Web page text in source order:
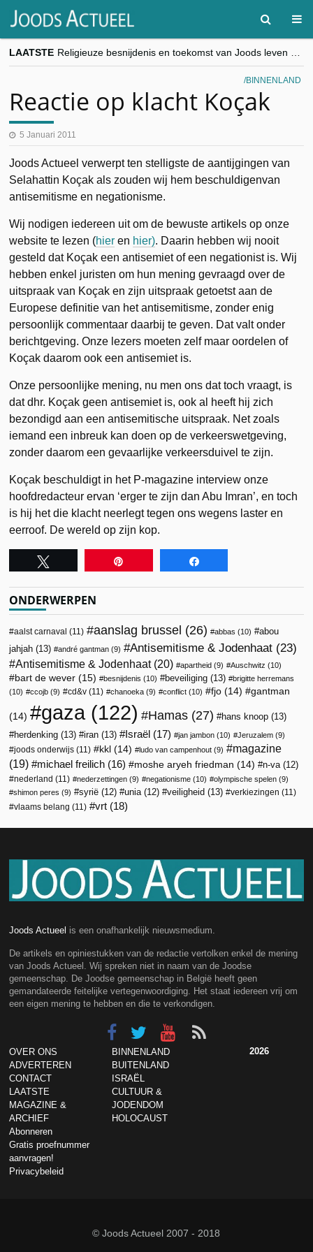
LAATSTE
“Besnijdenisdebat toont hoe moeilijk seculiere Westen minderheden begrijpt”, Jinnih Beels (Vooruit)
CITYTRIP | ROEMENIË – Boekarest: de verrassing van Oost-Europa
BINNENLAND
Reactie op klacht Koçak
5 Januari 2011
Joods Actueel verwerpt ten stelligste de aantijgingen van
Selahattin Koçak als zouden wij hem beschuldigenvan
antisemitisme en negationisme.
Wij nodigen iedereen uit om de bewuste artikels op onze
website te lezen (hier en hier). Daarin hebben wij nooit
gesteld dat Koçak een antisemiet of een negationist is. Wij
hebben enkel juristen om hun mening gevraagd over de
uitspraak van Koçak en zijn uitspraak getoetst aan de
Europese definitie van het antisemitisme, zonder enig
persoonlijk commentaar daarbij te geven. Dat valt onder
berichtgeving. Onze lezers moeten zelf maar oordelen of
Koçak daarom ook een antisemiet is.
Onze persoonlijke mening, nu men ons dat toch vraagt, is
dat dhr. Koçak geen antisemiet is, ook al heeft hij zich
bezondigd aan een antisemitische uitspraak. Net zoals
iemand een inbreuk kan doen op de verkeerswetgeving,
zonder daarom een gevaarlijke verkeersduivel te zijn.
Koçak beschuldigt in het P-magazine interview onze
hoofdredacteur ervan ‘erger te zijn dan Abu Imran’, en toch
is hij het die klacht neerlegt tegen ons wegens laster en
eerroof. De wereld op zijn kop.
ONDERWERPEN
aalst carnaval (11) aanslag brussel (26) abbas (10)
abou
jahjah (13) andré gantman (9) Antisemitisme & Jodenhaat (23)
Antisemitisme & Jodenhaat(20) apartheid (9) Auschwitz (10)
bart de wever (15) besnijdenis (10) beveiliging (13)
brigitte herremans
(10)
ccojb (9) cd&v (11) chanoeka (9) conflict (10) fjo (14) gantman
(14) gaza (122) Hamas (27) hans knoop (13)
herdenking (13) iran (13) Israël (17) jan jambon (10) Jeruzalem (9)
joods onderwijs (11) kkl (14) ludo van campenhout (9)
magazine
(19)
michael freilich (16) moshe aryeh friedman (14) n-va (12)
nederland (11) nederzettingen (9) negationisme (10) olympische spelen (9)
shimon peres (9) syrië (12) unia (12) veiligheid (13) verkiezingen (11)
vlaams belang (11) vrt (18)
Joods Actueel is een onafhankelijk nieuwsmedium.
De artikels en opiniestukken van de redactie vertolken enkel de mening
van Joods Actueel. Wij spreken niet in naam van de Joodse
gemeenschap. De Joodse gemeenschap in België heeft geen
gemandateerde feitelijke vertegenwoordiging. Het staat iedereen vrij om
een eigen mening te hebben en die te verkondigen.
OVER ONS
ADVERTEREN
CONTACT
LAATSTE
MAGAZINE &
ARCHIEF
Abonneren
Gratis proefnummer
aanvragen!
Privacybeleid
BINNENLAND
BUITENLAND
ISRAËL
CULTUUR &
JODENDOM
HOLOCAUST
2026
© Joods Actueel 2007 - 2018